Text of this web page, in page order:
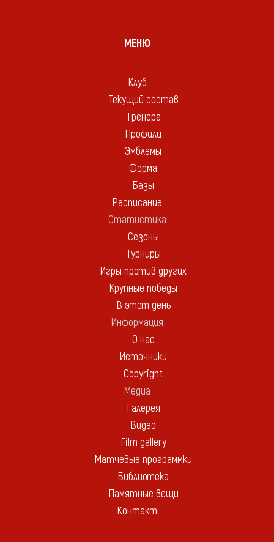
МЕНЮ
Клуб
Текущий состав
Тренера
Профили
Эмблемы
Форма
Базы
Расписание
Статистика
Сезоны
Турниры
Игры против других
Крупные победы
В этот день
Информация
О нас
Источники
Copyright
Медиа
Галерея
Видео
Film gallery
Матчевые программки
Библиотека
Памятные вещи
Контакт